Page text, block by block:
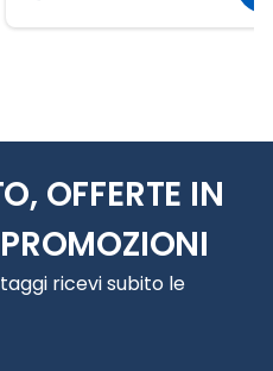
OFFERTE IN
ricevi subito le